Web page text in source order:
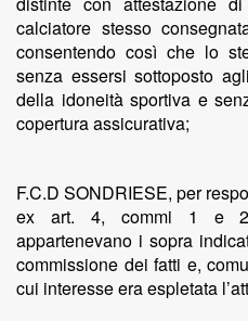
calciatore stesso
consentendo così che lo
senza essersi sottoposto
della idoneità sportiva e
copertura assicurativa;
F.C.D SONDRIESE, per
ex art. 4, commi 1 e
appartenevano i sopra
commissione dei fatti e,
cui interesse era espletata